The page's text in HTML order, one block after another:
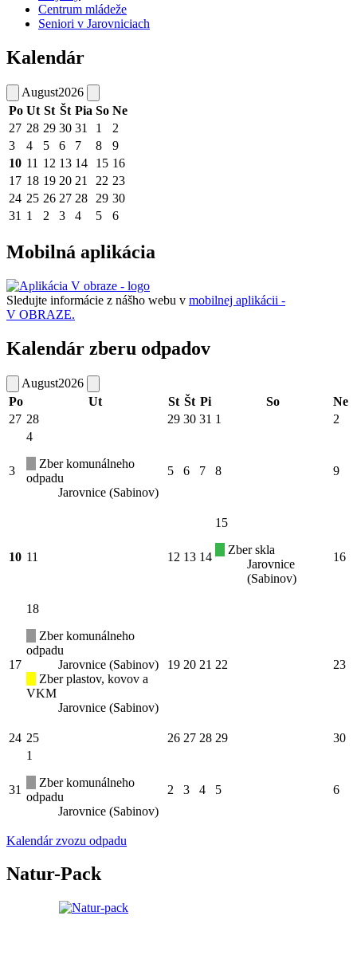
Centrum mládeže
Seniori v Jarovniciach
Kalendár
August2026
Po Ut St Št Pia So Ne
27 28 29 30 31 1
2
3
4 5 6 7 8
9
10 11 12 13 14 15 16
17 18 19 20 21 22 23
24 25 26 27 28 29 30
31 1 2 3 4 5 6
Mobilná aplikácia
Sledujte informácie z nášho webu v mobilnej aplikácii -
V OBRAZE.
Kalendár zberu odpadov
August2026
Po
Ut St Št Pi So
Ne
27 28 29 30 31 1 2
3
4
Zber komunálneho
odpadu
Jarovnice (Sabinov)
5 6 7 8 9
10 11 12 13 14
15
Zber skla
Jarovnice
(Sabinov)
16
17
18
Zber komunálneho
odpadu
Jarovnice (Sabinov)
Zber plastov, kovov a
VKM
Jarovnice (Sabinov)
19 20 21 22 23
24 25 26 27 28 29 30
31
1
Zber komunálneho
odpadu
Jarovnice (Sabinov)
2 3 4 5 6
Kalendár zvozu odpadu
Natur-Pack